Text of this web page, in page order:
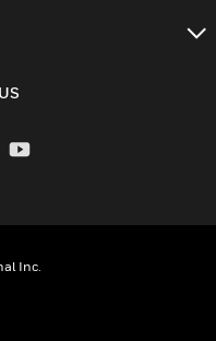
Inc.